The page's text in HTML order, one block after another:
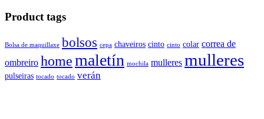
Product tags
Bolsa de maquillaxe bolsos cepa chaveiros cinto cinto colar correa de
ombreiro homemaletín mochila mulleres mulleres
pulseiras tocado tocado verán